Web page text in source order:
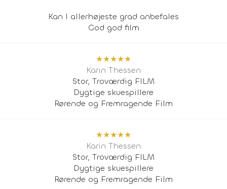
Kan I allerhøjeste grad anbefales
God god film
★★★★★
Karin Thessen
Stor, Troværdig FILM
Dygtige skuespillere
Rørende og Fremragende Film
★★★★★
Karin Thessen
Stor, Troværdig FILM
Dygtige skuespillere
Rørende og Fremragende Film